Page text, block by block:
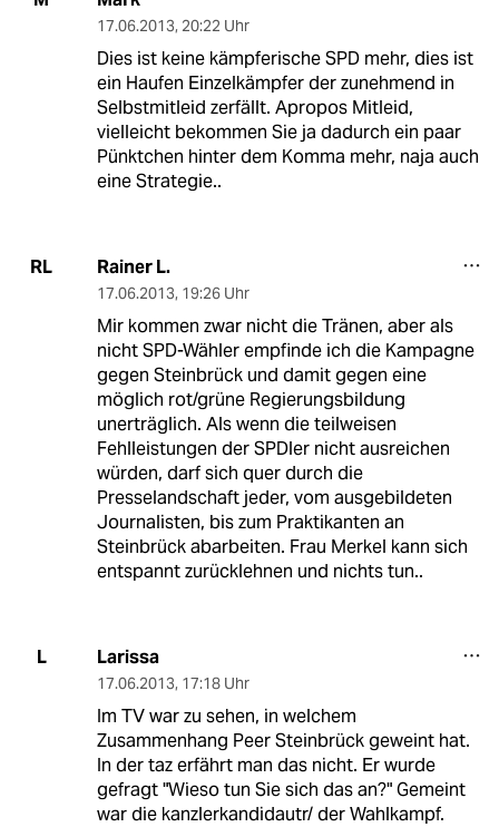
17.06.2013, 20:22 Uhr
Dies ist keine kämpferische SPD mehr, dies ist
ein Haufen Einzelkämpfer der zunehmend in
Selbstmitleid zerfällt. Apropos Mitleid,
vielleicht bekommen Sie ja dadurch ein paar
Pünktchen hinter dem Komma mehr, naja auch
eine Strategie..
RL Rainer L.
17.06.2013, 19:26 Uhr
Mir kommen zwar nicht die Tränen, aber als
nicht SPD-Wähler empfinde ich die Kampagne
gegen Steinbrück und damit gegen eine
möglich rot/grüne Regierungsbildung
unerträglich. Als wenn die teilweisen
Fehlleistungen der SPDler nicht ausreichen
würden, darf sich quer durch die
Presselandschaft jeder, vom ausgebildeten
Journalisten, bis zum Praktikanten an
Steinbrück abarbeiten. Frau Merkel kann sich
entspannt zurücklehnen und nichts tun..
L Larissa
17.06.2013, 17:18 Uhr
Im TV war zu sehen, in welchem
Zusammenhang Peer Steinbrück geweint hat.
In der taz erfährt man das nicht. Er wurde
gefragt "Wieso tun Sie sich das an?" Gemeint
war die kanzlerkandidautr/ der Wahlkampf.